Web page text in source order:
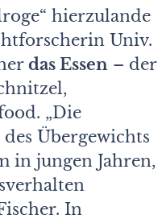
hierzulande
Univ.
das Essen – der
„Die
Übergewichts
in jungen Jahren,
In